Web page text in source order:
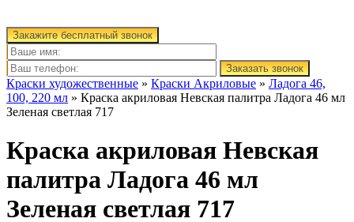
Закажите бесплатный звонок
Заказать звонок
Краски художественные » Краски Акриловые » Ладога 46,
100, 220 мл » Краска акриловая Невская палитра Ладога 46 мл
Зеленая светлая 717
Краска акриловая Невская
палитра Ладога 46 мл
Зеленая светлая 717